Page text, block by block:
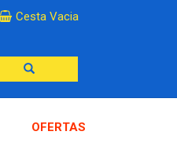
Cesta Vacia
OFERTAS